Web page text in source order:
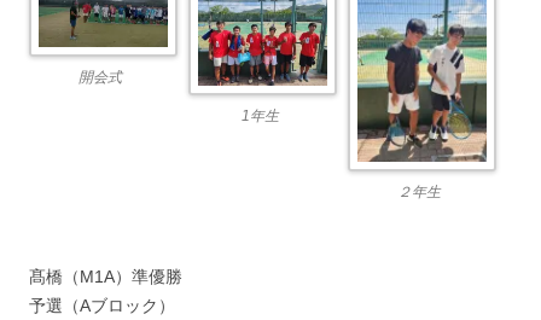
開会式
1年生
２年生
髙橋（M1A）準優勝
予選（Aブロック）